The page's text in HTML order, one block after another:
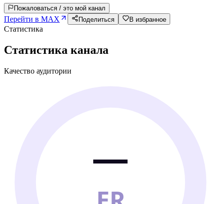
Пожаловаться / это мой канал
Перейти в MAX Поделиться В избранное
Статистика
Статистика канала
Качество аудитории
—